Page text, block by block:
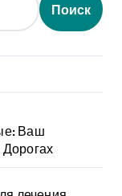
Поиск
Ваш